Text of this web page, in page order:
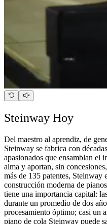
Steinway Hoy
Del maestro al aprendiz, de
Steinway se fabrica con
apasionados que ensamblan el
alma y aportan, sin
más de 135 patentes, Steinway
construcción moderna de
tiene una importancia capital:
durante un promedio de dos
procesamiento óptimo; casi un
piano de cola Steinway puede